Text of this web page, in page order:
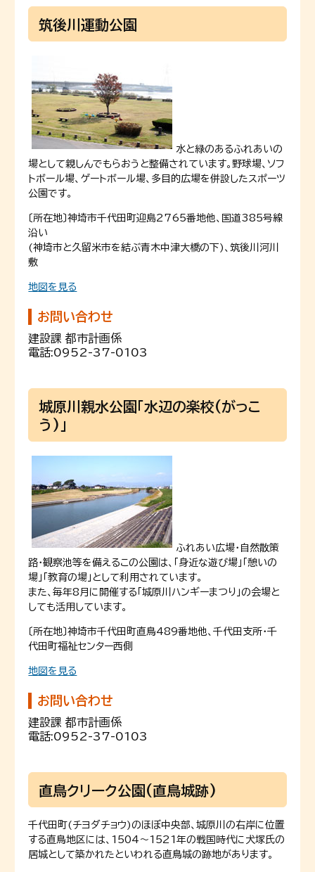
筑後川運動公園
水と緑のあるふれあいの
場として親しんでもらおうと整備されています。野球場、ソフ
トボール場、ゲートボール場、多目的広場を併設したスポーツ
公園です。
〔所在地〕神埼市千代田町迎島2765番地他、国道385号線
沿い
(神埼市と久留米市を結ぶ青木中津大橋の下)、筑後川河川
敷
地図を見る
お問い合わせ
建設課 都市計画係
電話:0952-37-0103
城原川親水公園「水辺の楽校(がっこ
う)」
ふれあい広場・自然散策
路・観察池等を備えるこの公園は、「身近な遊び場」「憩いの
場」「教育の場」として利用されています。
また、毎年8月に開催する「城原川ハンギーまつり」の会場と
しても活用しています。
〔所在地〕神埼市千代田町直鳥489番地他、千代田支所・千
代田町福祉センター西側
地図を見る
お問い合わせ
建設課 都市計画係
電話:0952-37-0103
直鳥クリーク公園(直鳥城跡)
千代田町(チヨダチョウ)のほぼ中央部、城原川の右岸に位置
する直鳥地区には、1504〜1521年の戦国時代に犬塚氏の
居城として築かれたといわれる直鳥城の跡地があります。